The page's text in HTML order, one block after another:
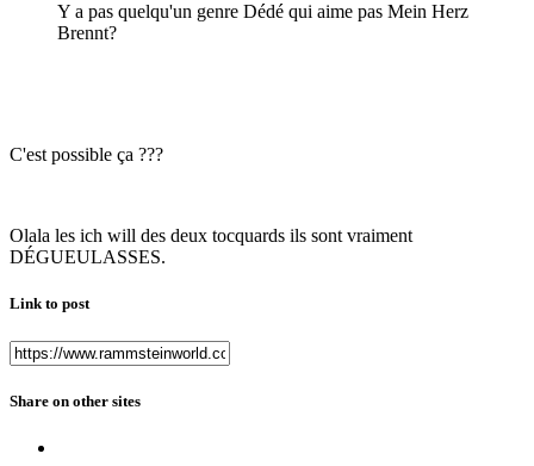
Y a pas quelqu'un genre Dédé qui aime pas Mein Herz
Brennt?
C'est possible ça ???
Olala les ich will des deux tocquards ils sont vraiment
DÉGUEULASSES.
Link to post
Share on other sites